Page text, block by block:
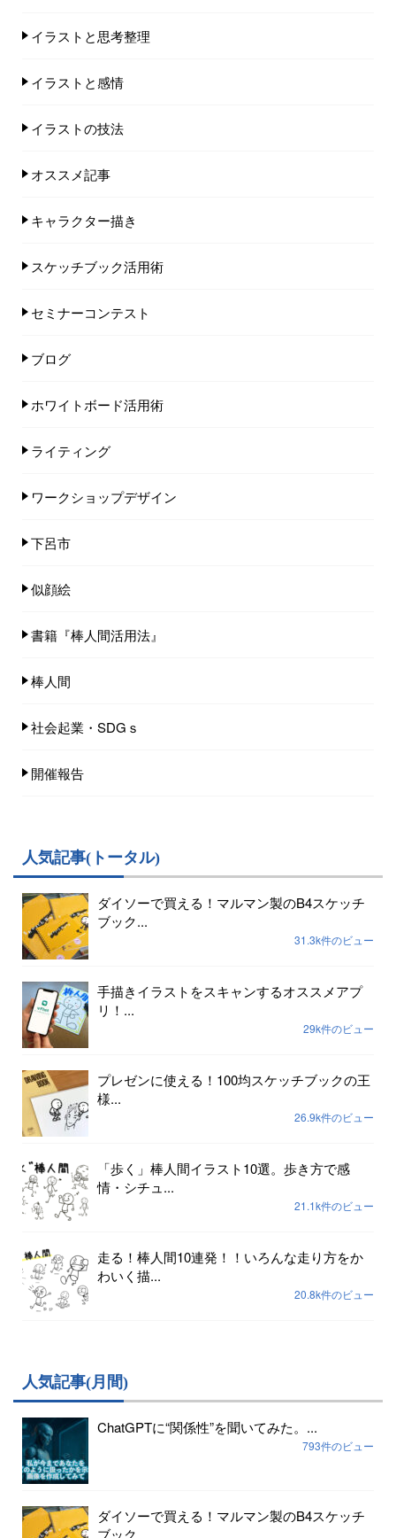
イラストと思考整理
イラストと感情
イラストの技法
オススメ記事
キャラクター描き
スケッチブック活用術
セミナーコンテスト
ブログ
ホワイトボード活用術
ライティング
ワークショップデザイン
下呂市
似顔絵
書籍『棒人間活用法』
棒人間
社会起業・SDGｓ
開催報告
人気記事(トータル)
ダイソーで買える！マルマン製のB4スケッチ
ブック...
31.3k件のビュー
手描きイラストをスキャンするオススメアプ
リ！...
29k件のビュー
プレゼンに使える！100均スケッチブックの王
様...
26.9k件のビュー
「歩く」棒人間イラスト10選。歩き方で感
情・シチュ...
21.1k件のビュー
走る！棒人間10連発！！いろんな走り方をか
わいく描...
20.8k件のビュー
人気記事(月間)
ChatGPTに“関係性”を聞いてみた。...
793件のビュー
ダイソーで買える！マルマン製のB4スケッチ
ブック...